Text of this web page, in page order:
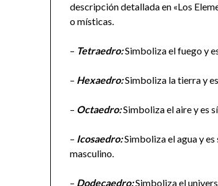
descripción detallada en «Los
o místicas.
– Tetraedro:Simboliza el fuego y
– Hexaedro:Simboliza la tierra y
– Octaedro:Simboliza el aire y es
– Icosaedro:Simboliza el agua y
masculino.
– Dodecaedro:Simboliza el